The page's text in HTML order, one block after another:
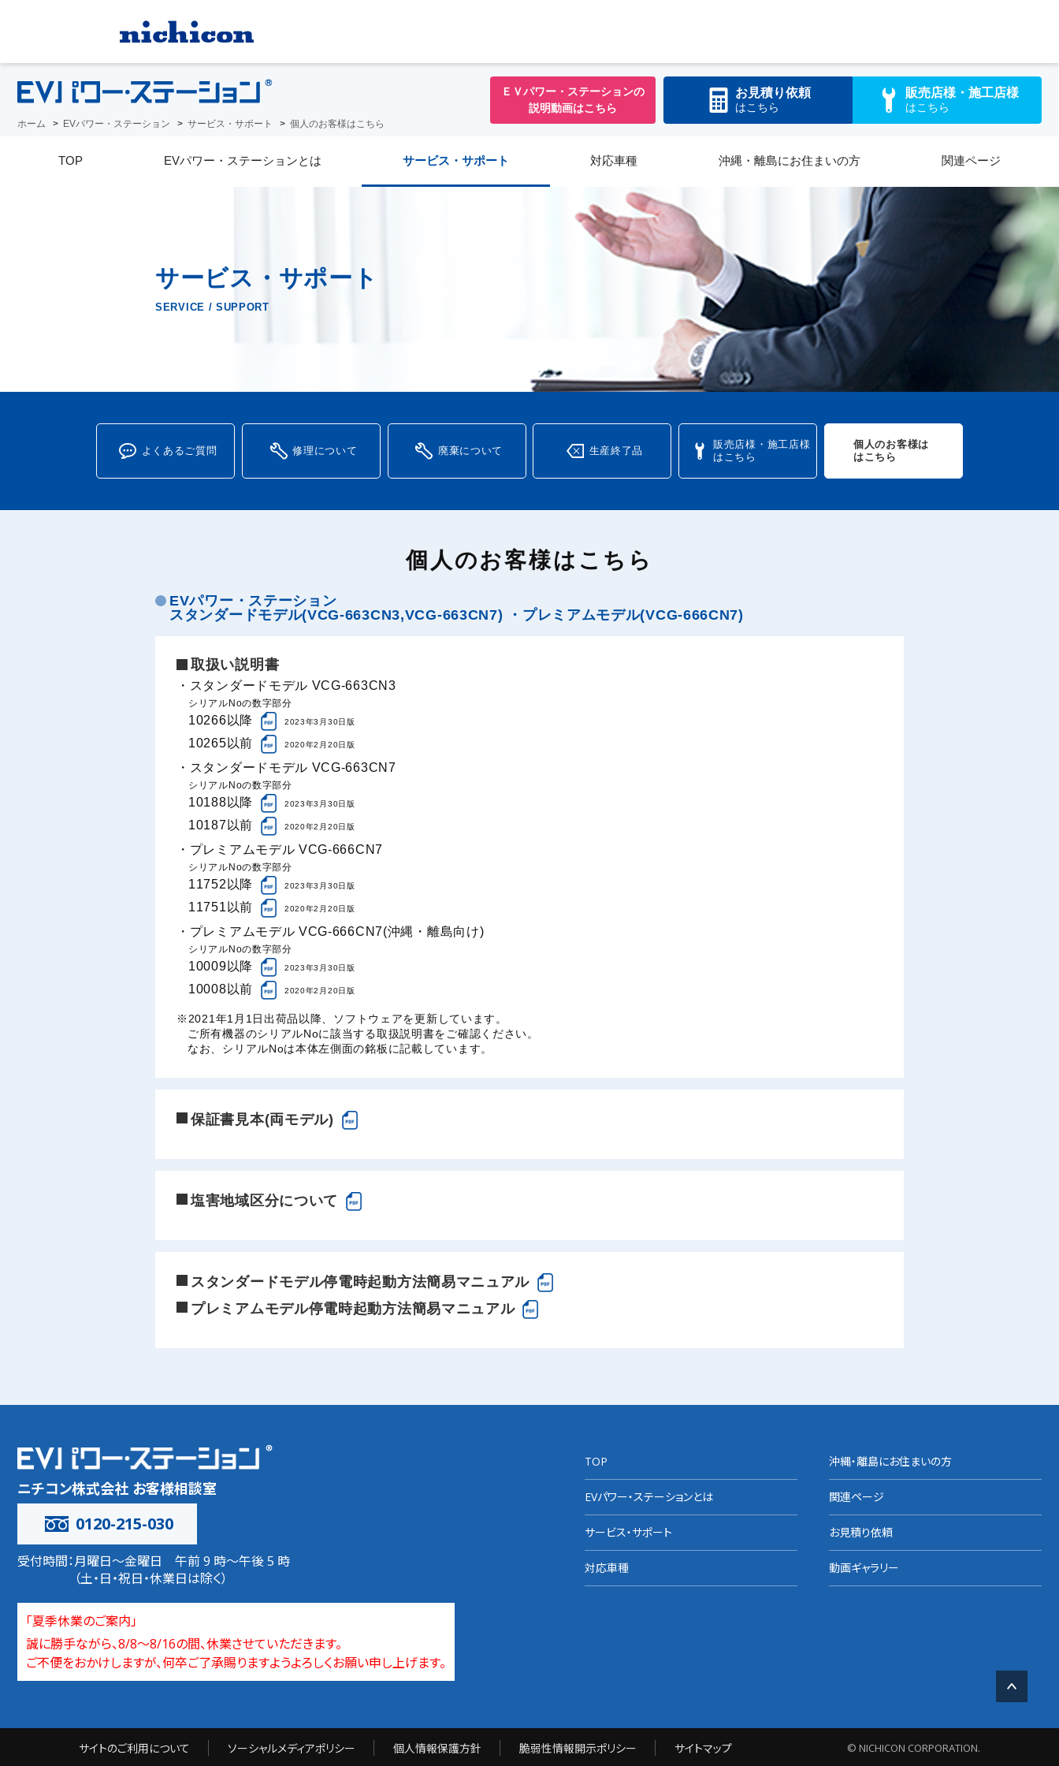
ホーム EVパワー・ステーション サービス・サポート 個人のお客様はこちら
ＥＶパワー・ステーションの
説明動画はこちら
お見積り依頼
はこちら
販売店様・施工店様
はこちら
TOP EVパワー・ステーションとは サービス・サポート 対応車種 沖縄・離島にお住まいの方 関連ページ
サービス・サポート
SERVICE / SUPPORT
よくあるご質問 修理について 廃棄について 生産終了品
販売店様・施工店様
はこちら
個人のお客様は
はこちら
個人のお客様はこちら
EVパワー・ステーション
スタンダードモデル(VCG-663CN3,VCG-663CN7) ・プレミアムモデル(VCG-666CN7)
取扱い説明書
・スタンダードモデル VCG-663CN3
シリアルNoの数字部分
10266以降 2023年3月30日版
10265以前 2020年2月20日版
・スタンダードモデル VCG-663CN7
シリアルNoの数字部分
10188以降 2023年3月30日版
10187以前 2020年2月20日版
・プレミアムモデル VCG-666CN7
シリアルNoの数字部分
11752以降 2023年3月30日版
11751以前 2020年2月20日版
・プレミアムモデル VCG-666CN7(沖縄・離島向け)
シリアルNoの数字部分
10009以降 2023年3月30日版
10008以前 2020年2月20日版
※2021年1月1日出荷品以降、ソフトウェアを更新しています。
ご所有機器のシリアルNoに該当する取扱説明書をご確認ください。
なお、シリアルNoは本体左側面の銘板に記載しています。
保証書見本(両モデル)
塩害地域区分について
スタンダードモデル停電時起動方法簡易マニュアル
プレミアムモデル停電時起動方法簡易マニュアル
ニチコン株式会社 お客様相談室
0120-215-030
受付時間：月曜日～金曜日 午前 9 時～午後 5 時
（土・日・祝日・休業日は除く）
「夏季休業のご案内」
誠に勝手ながら、8/8～8/16の間、休業させていただきます。
ご不便をおかけしますが、何卒ご了承賜りますようよろしくお願い申し上げます。
TOP
EVパワー・ステーションとは
サービス・サポート
対応車種
沖縄・離島にお住まいの方
関連ページ
お見積り依頼
動画ギャラリー
サイトのご利用について ソーシャルメディアポリシー 個人情報保護方針 脆弱性情報開示ポリシー サイトマップ © NICHICON CORPORATION.